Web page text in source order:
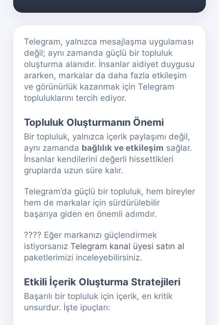
Telegram, yalnızca mesajlaşma uygulaması
değil; aynı zamanda güçlü bir topluluk
oluşturma alanıdır. İnsanlar aidiyet duygusu
ararken, markalar da daha fazla etkileşim
ve görünürlük kazanmak için Telegram
topluluklarını tercih ediyor.
Topluluk Oluşturmanın Önemi
Bir topluluk, yalnızca içerik paylaşımı değil,
aynı zamanda bağlılık ve etkileşim sağlar.
İnsanlar kendilerini değerli hissettikleri
gruplarda uzun süre kalır.
Telegram’da güçlü bir topluluk, hem bireyler
hem de markalar için sürdürülebilir
başarıya giden en önemli adımdır.
???? Eğer markanızı güçlendirmek
istiyorsanız Telegram kanal üyesi satın al
paketlerimizi inceleyebilirsiniz.
Etkili İçerik Oluşturma Stratejileri
Başarılı bir topluluk için içerik, en kritik
unsurdur. İşte ipuçları: